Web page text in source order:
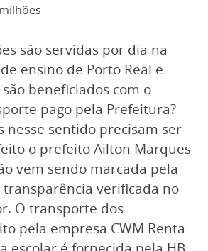
são servidas por dia na
ensino de Porto Real e
beneficiados com o
pago pela Prefeitura?
nesse sentido precisam ser
o prefeito Ailton Marques
vem sendo marcada pela
verificada no
O transporte dos
pela empresa CWM Renta